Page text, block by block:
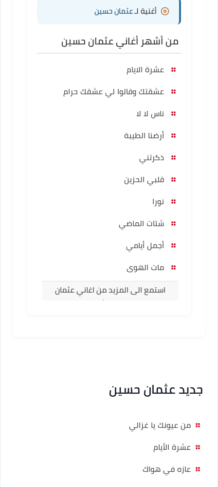
أغنية لـعثمان حسين
من أشهر أغاني عثمان حسين
عشرة الايام
عشقتك وقالوا لي عشقك حرام
ناس لا لا
أرضنا الطيبة
ذكرتني
قلبي الحزين
نورا
شتات الماضي
أجمل أيامي
مات الهوى
استمع الى المزيد من اغاني عثمان
حسين
جديد عثمان حسين
من عيونك يا غزالي
عشرة الأيام
عازه في هواك